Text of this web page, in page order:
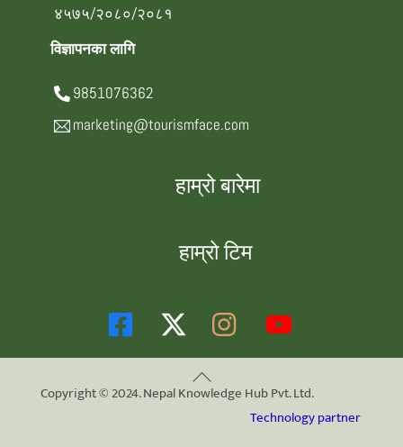
४५७५/२०८०/२०८१
विज्ञापनका लागि
9851076362
marketing@tourismface.com
हाम्रो बारेमा
हाम्रो टिम
Back
To
Copyright © 2024. Nepal Knowledge Hub Pvt. Ltd.
Technology partner